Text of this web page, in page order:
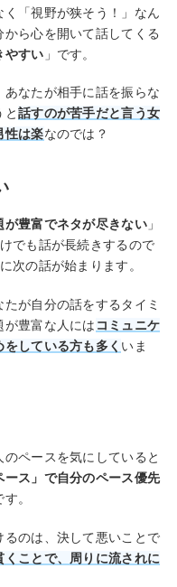
「視野が狭そう！」なん
ら心を開いて話してくる
やすい 」です。
なたが相手に話を振らな
と話すのが苦手だと言う女
性は楽なのでは？
が豊富でネタが尽きない」
でも話が長続きするので
次の話が始まります。
が自分の話をするタイミ
が豊富な人には コミュニケ
している方も多く いま
ペースを気にしていると
ース」で自分のペース優先
。
るのは、決して悪いことで
くことで、周りに流されに